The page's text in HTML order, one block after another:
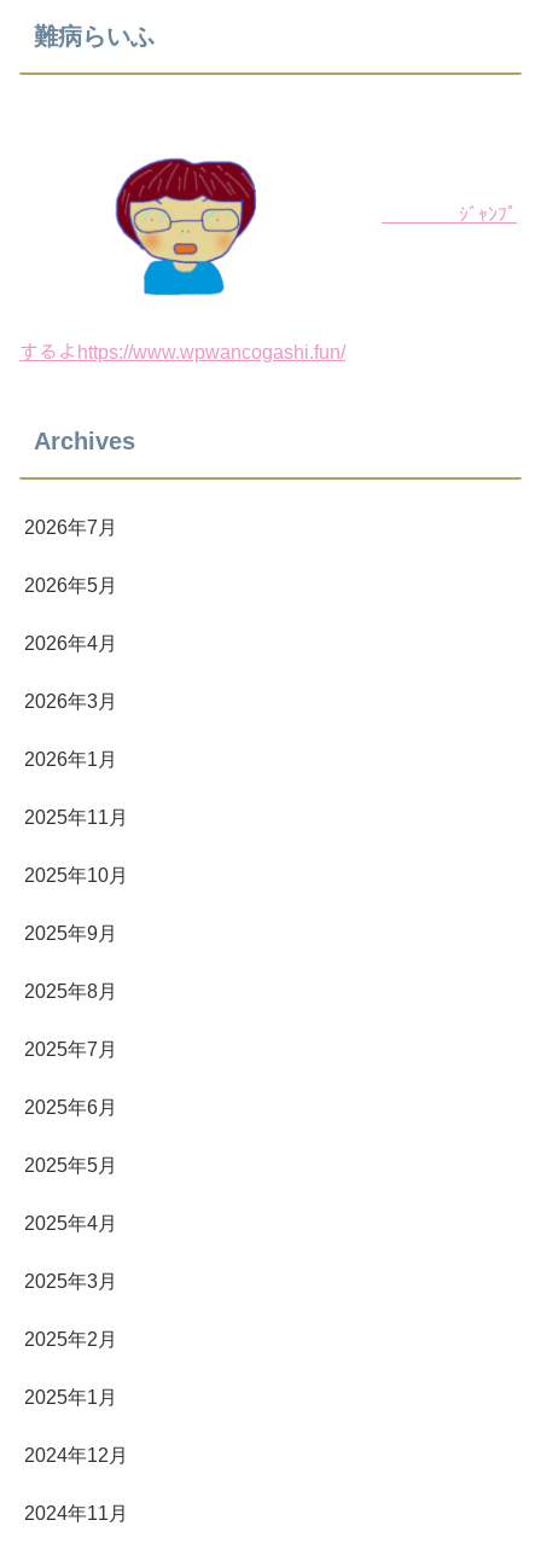
難病らいふ
ｼﾞｬﾝﾌﾟ
するよhttps://www.wpwancogashi.fun/
Archives
2026年7月
2026年5月
2026年4月
2026年3月
2026年1月
2025年11月
2025年10月
2025年9月
2025年8月
2025年7月
2025年6月
2025年5月
2025年4月
2025年3月
2025年2月
2025年1月
2024年12月
2024年11月